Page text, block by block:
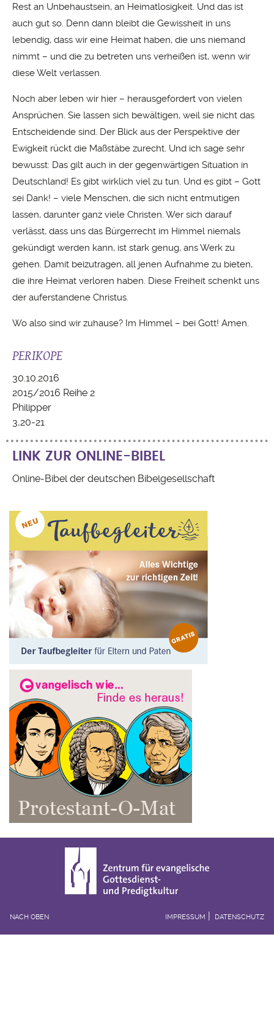
Rest an Unbehaustsein, an Heimatlosigkeit. Und das ist
auch gut so. Denn dann bleibt die Gewissheit in uns
lebendig, dass wir eine Heimat haben, die uns niemand
nimmt – und die zu betreten uns verheißen ist, wenn wir
diese Welt verlassen.
Noch aber leben wir hier – herausgefordert von vielen
Ansprüchen. Sie lassen sich bewältigen, weil sie nicht das
Entscheidende sind. Der Blick aus der Perspektive der
Ewigkeit rückt die Maßstäbe zurecht. Und ich sage sehr
bewusst: Das gilt auch in der gegenwärtigen Situation in
Deutschland! Es gibt wirklich viel zu tun. Und es gibt – Gott
sei Dank! – viele Menschen, die sich nicht entmutigen
lassen, darunter ganz viele Christen. Wer sich darauf
verlässt, dass uns das Bürgerrecht im Himmel niemals
gekündigt werden kann, ist stark genug, ans Werk zu
gehen. Damit beizutragen, all jenen Aufnahme zu bieten,
die ihre Heimat verloren haben. Diese Freiheit schenkt uns
der auferstandene Christus.
Wo also sind wir zuhause? Im Himmel – bei Gott! Amen.
PERIKOPE
30.10.2016
2015/2016 Reihe 2
Philipper
3,20-21
LINK ZUR ONLINE-BIBEL
Online-Bibel der deutschen Bibelgesellschaft
NACH OBEN IMPRESSUM DATENSCHUTZ